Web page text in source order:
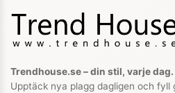
Trendhouse.se – din stil, varje dag.
Upptäck nya plagg dagligen och fyll